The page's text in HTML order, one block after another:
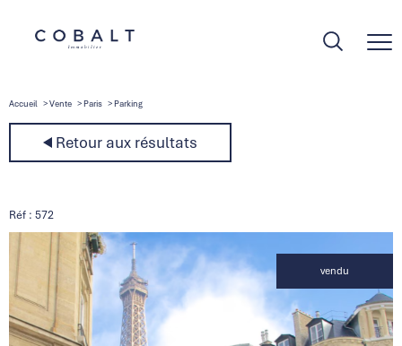
Accueil Vente Paris Parking
Retour aux résultats
Réf : 572
vendu